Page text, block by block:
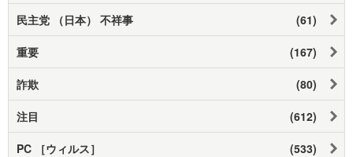
民主党 （日本） 不祥事 (61)
重要 (167)
詐欺 (80)
注目 (612)
PC ［ウィルス］ (533)